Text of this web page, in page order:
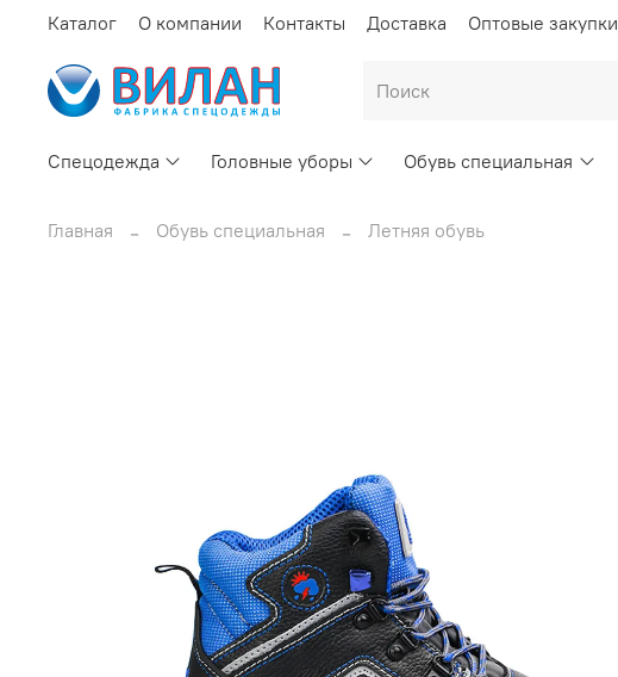
Каталог О компании Контакты Доставка Оптовые закупки
Спецодежда Головные уборы Обувь специальная
Главная Обувь специальная Летняя обувь